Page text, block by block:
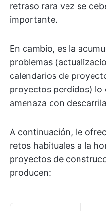
retraso rara vez se
importante.
En cambio, es la
problemas
calendarios de
proyectos perdidos) lo
amenaza con
A continuación, le
retos habituales a la
proyectos de
producen: